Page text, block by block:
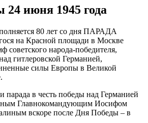
июня 1945 года
80 лет со дня ПАРАДА
на Красной площади в Москве
советского народа-победителя,
гитлеровской Германией,
силы Европы в Великой
парада в честь победы над Германией
Главнокомандующим Иосифом
вскоре после Дня Победы – в